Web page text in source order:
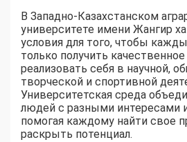
В Западно-Казахстанском
университете имени Жангир
условия для того, чтобы
только получить
реализовать себя в научной,
творческой и спортивной
Университетская среда
людей с разными интересами
помогая каждому найти свое
раскрыть потенциал.